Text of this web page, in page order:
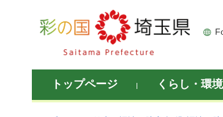
彩の国 埼玉県
トップページ くらし・環境